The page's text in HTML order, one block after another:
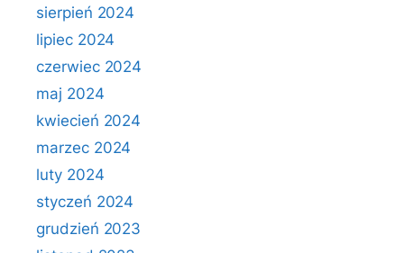
sierpień 2024
lipiec 2024
czerwiec 2024
maj 2024
kwiecień 2024
marzec 2024
luty 2024
styczeń 2024
grudzień 2023